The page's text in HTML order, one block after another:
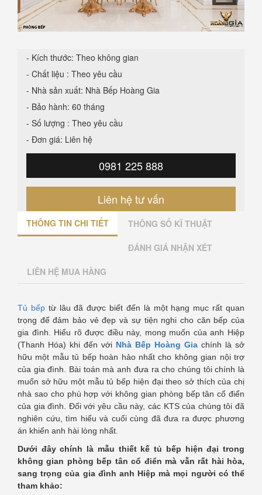
- Kích thước: Theo không gian
- Chất liệu : Theo yêu cầu
- Nhà sản xuất: Nhà Bếp Hoàng Gia
- Bảo hành: 60 tháng
- Số lượng : Theo yêu cầu
- Đơn giá: Liên hệ
0981 225 888
Liên hệ tư vấn
THÔNG TIN CHI TIẾT THÔNG SỐ KĨ THUẬT
ĐÁNH GIÁ NHẬN XÉT
LIÊN HỆ MUA HÀNG
Tủ bếptừ lâu đã được biết đến là một hạng mục rất quan
trọng để đảm bảo vẻ đẹp và sự tiện nghi cho căn bếp của
gia đình. Hiểu rõ được điều này, mong muốn của anh Hiệp
(Thanh Hóa) khi đến với Nhà Bếp Hoàng Gia chính là sở
hữu một mẫu tủ bếp hoàn hảo nhất cho không gian nội trợ
của gia đình. Bài toán mà anh đưa ra cho chúng tôi chính là
muốn sở hữu một mẫu tủ bếp hiện đại theo sở thích của chị
nhà sao cho phù hợp với không gian phòng bếp tân cổ điển
của gia đình. Đối với yêu cầu này, các KTS của chúng tôi đã
nghiên cứu, tìm hiểu và cuối cùng đã đưa ra được phương
án khiến anh hài lòng nhất.
Dưới đây chính là mẫu thiết kế tủ bếp hiện đại trong
không gian phòng bếp tân cổ điển mà vẫn rất hài hòa,
sang trọng của gia đình anh Hiệp mà mọi người có thể
tham khảo: